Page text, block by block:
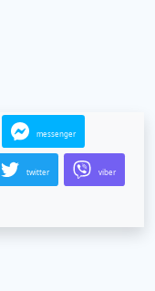
messenger
twitter viber